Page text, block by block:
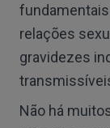
relações
gravidezes
Não há